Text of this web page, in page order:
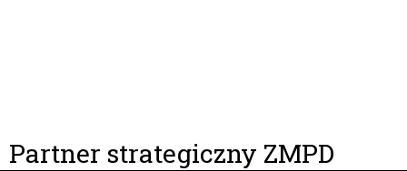
Partner strategiczny ZMPD